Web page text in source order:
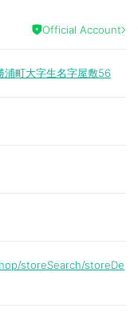
Official Account
浦町大字生名字屋敷56
storeSearch/storeDe